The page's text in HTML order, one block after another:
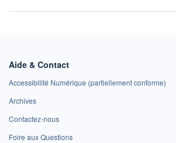
Aide & Contact
Accessibilité Numérique (partiellement conforme)
Archives
Contactez-nous
Foire aux Questions